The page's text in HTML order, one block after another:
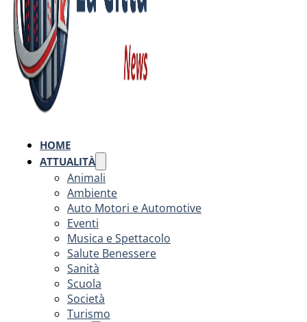
HOME
ATTUALITÀ
Animali
Ambiente
Auto Motori e Automotive
Eventi
Musica e Spettacolo
Salute Benessere
Sanità
Scuola
Società
Turismo